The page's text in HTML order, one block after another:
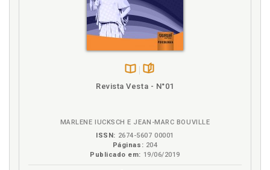
Revista Vesta - N°01
MARLENE IUCKSCH E JEAN-MARC BOUVILLE
ISSN: 2674-5607 00001
Páginas: 204
Publicado em: 19/06/2019